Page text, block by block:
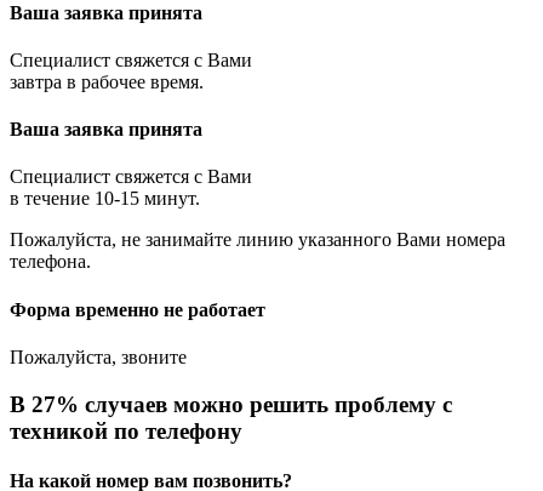
Ваша заявка принята
Специалист свяжется с Вами
завтра в рабочее время.
Ваша заявка принята
Специалист свяжется с Вами
в течение 10-15 минут.
Пожалуйста, не занимайте линию указанного Вами номера
телефона.
Форма временно не работает
Пожалуйста, звоните
В 27% случаев можно решить проблему с
техникой по телефону
На какой номер вам позвонить?